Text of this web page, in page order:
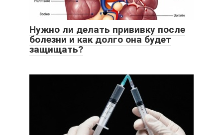
Нужно ли делать прививку после
болезни и как долго она будет
защищать?